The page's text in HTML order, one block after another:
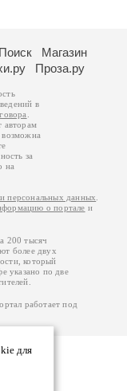
для
Поиск
Магазин
Проза.ру
в
авторам
возможна
за
на
персональных данных
о портале и
200 тысяч
более двух
который
указано по две
работает под